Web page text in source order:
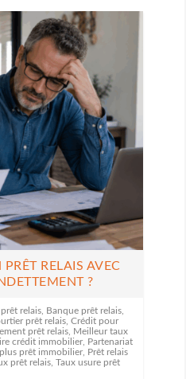
RELAIS AVEC
?
relais Banque prêt relais
prêt relais ,Crédit pour
prêt relais Meilleur taux
crédit immobilier Partenariat
prêt immobilier Prêt relais
prêt relais ,Taux usure prêt